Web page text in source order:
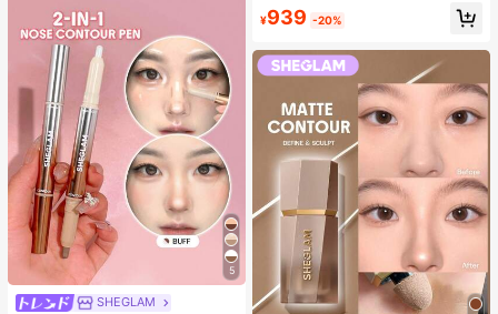
5
SHEGLAM
#4 ベストセラー
に プレーン 無地のカジュアルTシャツ
売り切れ間近！
¥939 -20%